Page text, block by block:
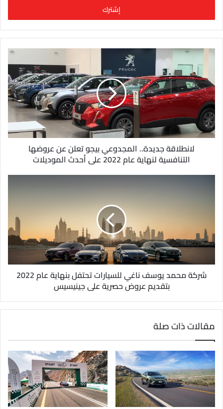
ب
ر
ي
د
ل
إ
ل
ك
ت
ر
لانطلاقة جديدة.. المجدوعي بيجو تعلن عن عروضها
التنافسية لنهاية عام 2022 على أحدث الموديلات
شركة محمد يوسف ناغي للسيارات تحتفل بنهاية عام 2022
بتقديم عروض حصرية على جينيسيس
مقالات ذات صلة